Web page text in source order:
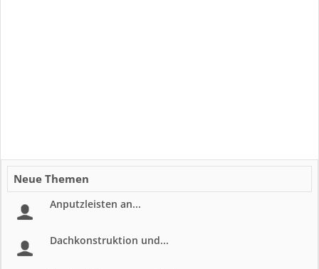
Neue Themen
Anputzleisten an...
Dachkonstruktion und...